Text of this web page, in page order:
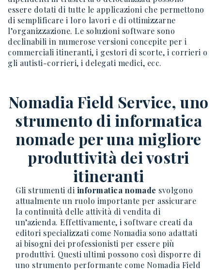
essere dotati di tutte le applicazioni che permettono
di semplificare i loro lavori e di ottimizzarne
l’organizzazione. Le soluzioni software sono
declinabili in numerose versioni concepite per i
commerciali itineranti, i gestori di scorte, i corrieri o
gli autisti-corrieri, i delegati medici, ecc.
Nomadia Field Service, uno
strumento di informatica
nomade per una migliore
produttività dei vostri
itineranti
Gli strumenti di informatica nomade svolgono
attualmente un ruolo importante per assicurare
la continuità delle attività di vendita di
un’azienda. Effettivamente, i software creati da
editori specializzati come Nomadia sono adattati
ai bisogni dei professionisti per essere più
produttivi. Questi ultimi possono così disporre di
uno strumento performante come Nomadia Field